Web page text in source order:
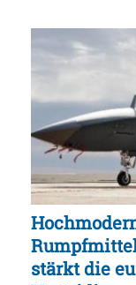
stärkt die